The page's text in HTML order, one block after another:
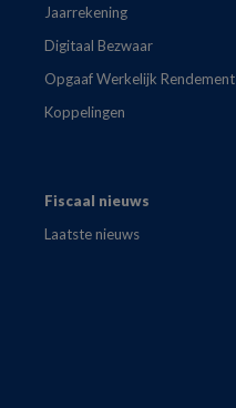
Jaarrekening
Digitaal Bezwaar
Opgaaf Werkelijk Rendement
Koppelingen
Fiscaal nieuws
Laatste nieuws